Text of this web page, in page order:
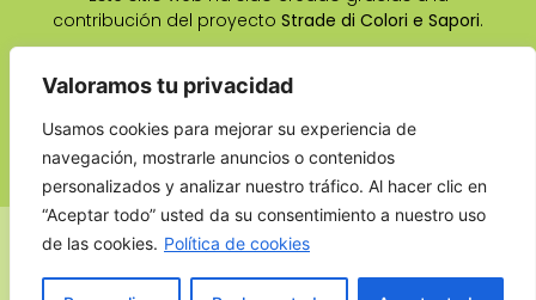
Valoramos tu privacidad
Usamos cookies para mejorar su experiencia de
navegación, mostrarle anuncios o contenidos
personalizados y analizar nuestro tráfico. Al hacer clic en
“Aceptar todo” usted da su consentimiento a nuestro uso
de las cookies. Política de cookies
contribución del proyecto Strade di Colori e Sapori.
2026 © Todos los derechos reservados
Diseño gráfico:La Manifattura
Deutsch English
Français
Italiano